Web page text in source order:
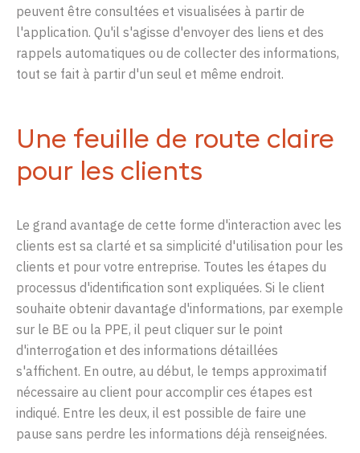
peuvent être consultées et visualisées à partir de
l'application. Qu'il s'agisse d'envoyer des liens et des
rappels automatiques ou de collecter des informations,
tout se fait à partir d'un seul et même endroit.
Une feuille de route claire
pour les clients
Le grand avantage de cette forme d'interaction avec les
clients est sa clarté et sa simplicité d'utilisation pour les
clients et pour votre entreprise. Toutes les étapes du
processus d'identification sont expliquées. Si le client
souhaite obtenir davantage d'informations, par exemple
sur le BE ou la PPE, il peut cliquer sur le point
d'interrogation et des informations détaillées
s'affichent. En outre, au début, le temps approximatif
nécessaire au client pour accomplir ces étapes est
indiqué. Entre les deux, il est possible de faire une
pause sans perdre les informations déjà renseignées.